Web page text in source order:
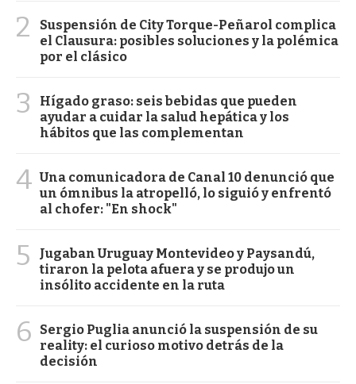
2
Suspensión de City Torque-Peñarol complica
el Clausura: posibles soluciones y la polémica
por el clásico
3
Hígado graso: seis bebidas que pueden
ayudar a cuidar la salud hepática y los
hábitos que las complementan
4 Una comunicadora de Canal 10 denunció que
un ómnibus la atropelló, lo siguió y enfrentó
al chofer: "En shock"
5
Jugaban Uruguay Montevideo y Paysandú,
tiraron la pelota afuera y se produjo un
insólito accidente en la ruta
6
Sergio Puglia anunció la suspensión de su
reality: el curioso motivo detrás de la
decisión